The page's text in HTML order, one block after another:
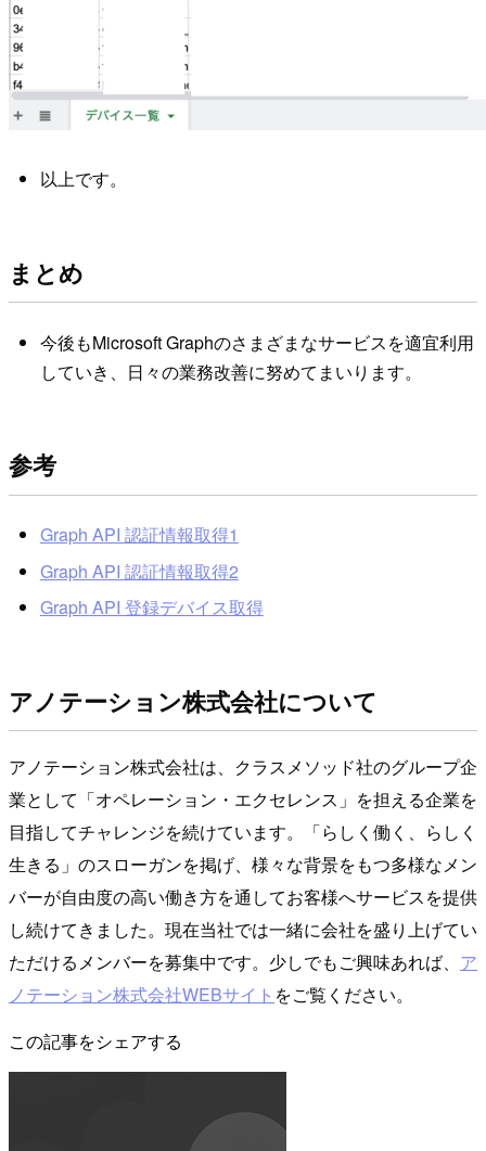
以上です。
まとめ
今後もMicrosoft Graphのさまざまなサービスを適宜利用
していき、日々の業務改善に努めてまいります。
参考
Graph API 認証情報取得1
Graph API 認証情報取得2
Graph API 登録デバイス取得
アノテーション株式会社について
アノテーション株式会社は、クラスメソッド社のグループ企
業として「オペレーション・エクセレンス」を担える企業を
目指してチャレンジを続けています。「らしく働く、らしく
生きる」のスローガンを掲げ、様々な背景をもつ多様なメン
バーが自由度の高い働き方を通してお客様へサービスを提供
し続けてきました。現在当社では一緒に会社を盛り上げてい
ただけるメンバーを募集中です。少しでもご興味あれば、 ア
ノテーション株式会社WEBサイト をご覧ください。
この記事をシェアする